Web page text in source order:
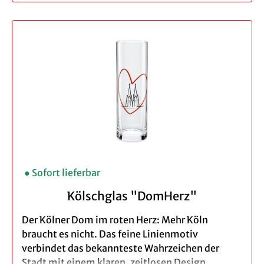
Höhe ca. 15 cm
Inhalt: 0,2 l
das Spülen per Hand
Verpackung: brauner Geschenkkarton
Bei der Bestellung eines 3er Set profitieren Sie
von unserem Vorteilspreis.
● Sofort lieferbar
Kölschglas "DomHerz"
Der Kölner Dom im roten Herz: Mehr Köln
braucht es nicht. Das feine Linienmotiv
verbindet das bekannteste Wahrzeichen der